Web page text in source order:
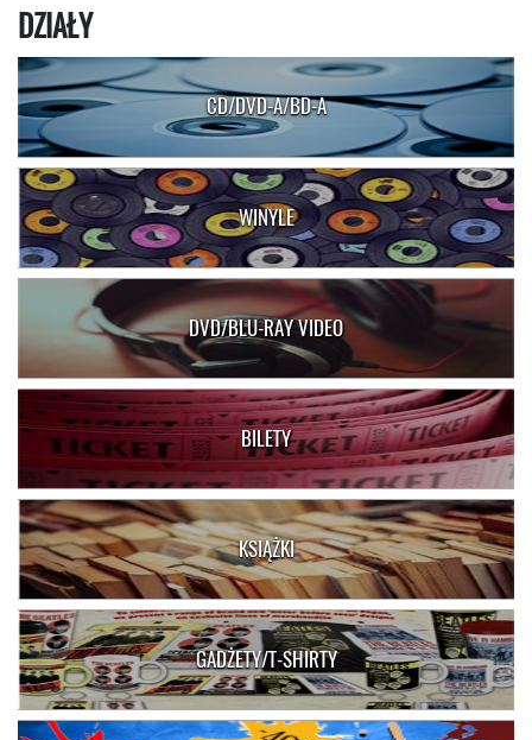
DZIAŁY
CD/DVD-A/BD-A
WINYLE
DVD/BLU-RAY VIDEO
BILETY
KSIĄŻKI
GADŻETY/T-SHIRTY